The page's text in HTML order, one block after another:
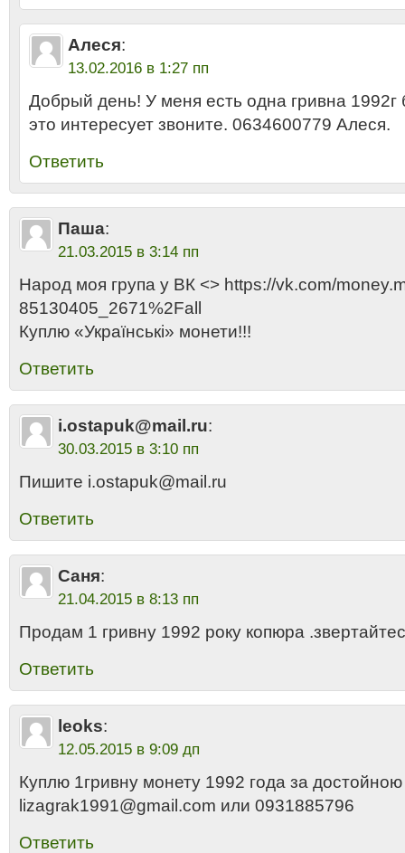
Алеся:
13.02.2016 в 1:27 пп
Добрый день! У меня есть одна гривна
это интересует звоните. 0634600779 Алеся.
Ответить
Паша:
21.03.2015 в 3:14 пп
Народ моя група у ВК <> https://vk.com/
85130405_2671%2Fall
Куплю «Українські» монети!!!
Ответить
i.ostapuk@mail.ru:
30.03.2015 в 3:10 пп
Пишите i.ostapuk@mail.ru
Ответить
Саня:
21.04.2015 в 8:13 пп
Продам 1 гривну 1992 року копюра
Ответить
leoks:
12.05.2015 в 9:09 дп
Куплю 1гривну монету 1992 года за
lizagrak1991@gmail.com или 0931885796
Ответить